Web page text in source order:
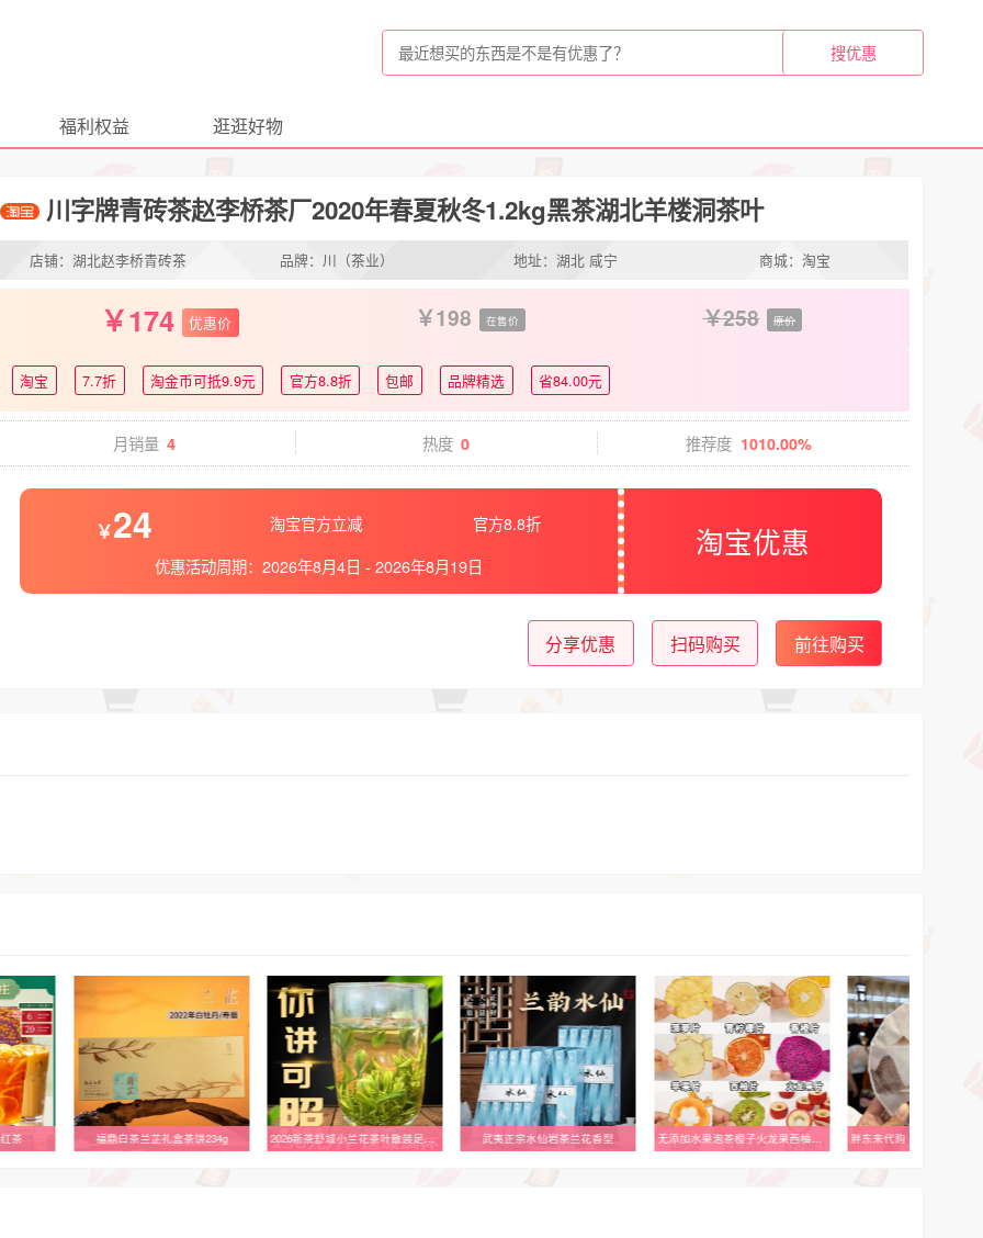
福利权益 逛逛好物
川字牌青砖茶赵李桥茶厂2020年春夏秋冬1.2kg黑茶湖北羊楼洞茶叶
店铺：湖北赵李桥青砖茶 品牌：川（茶业） 地址：湖北 咸宁 商城：淘宝
174 优惠价 198 在售价 258 原价
淘宝 7.7折 淘金币可抵9.9元 官方8.8折 包邮 品牌精选 省84.00元
月销量 4 热度 0 推荐度 1010.00%
24 淘宝官方立减
官方8.8折
优惠活动周期： 2026年8月4日 - 2026年8月19日
淘宝优惠
分享优惠 扫码购买 前往购买
茶 福鼎白茶兰芷礼盒茶饼234g 2026新茶舒城小兰花茶叶散装足称装高山茶嫩芽春茶罐装浓香型500g 武夷正宗水仙岩茶兰花香型 无添加水果泡茶橙子火龙果西柚柠檬水蜜桃干片组合菠萝奶茶店烘焙